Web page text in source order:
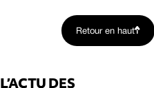
Retour en haut
L’ACTU DES